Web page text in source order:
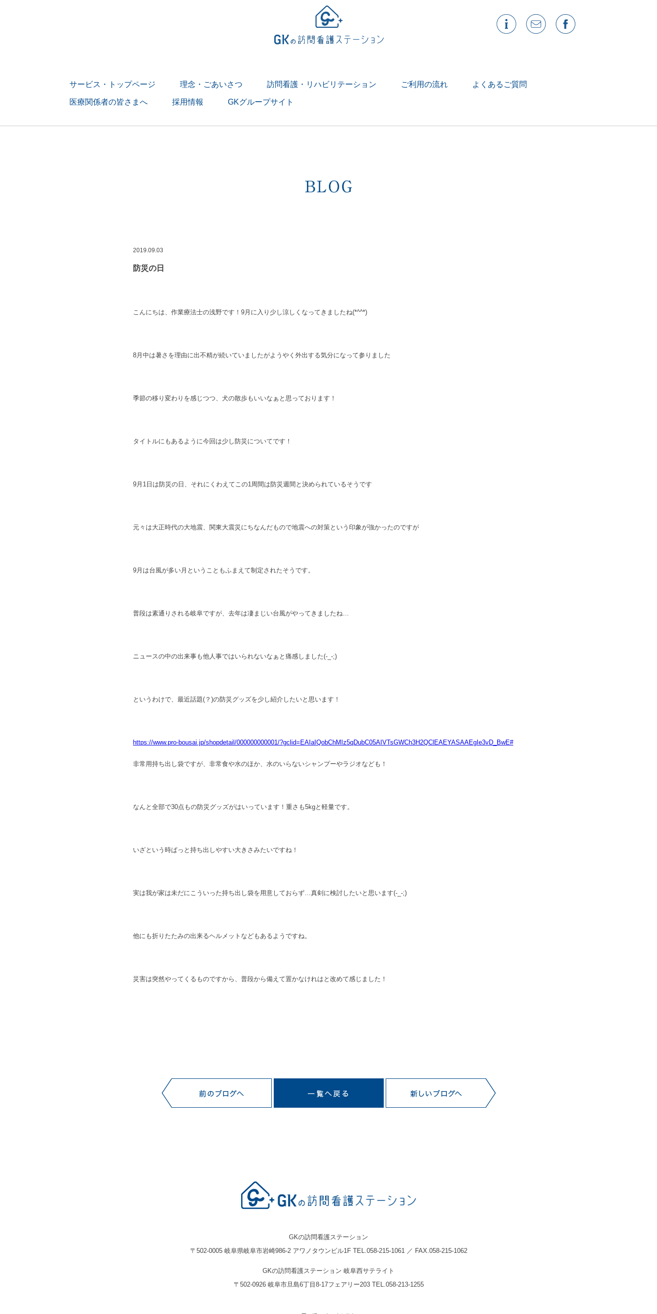
サービス・トップページ 理念・ごあいさつ 訪問看護・リハビリテーション
> 訪問看護とは
> 訪問リハビリテーションとは
ご利用の流れ よくあるご質問
医療関係者の皆さまへ 採用情報 GKグループサイト
2019.09.03
防災の日
こんにちは、作業療法士の浅野です！9月に入り少し涼しくなってきましたね(*^^*)
8月中は暑さを理由に出不精が続いていましたがようやく外出する気分になって参りました
季節の移り変わりを感じつつ、犬の散歩もいいなぁと思っております！
タイトルにもあるように今回は少し防災についてです！
9月1日は防災の日、それにくわえてこの1周間は防災週間と決められているそうです
元々は大正時代の大地震、関東大震災にちなんだもので地震への対策という印象が強かったのですが
9月は台風が多い月ということもふまえて制定されたそうです。
普段は素通りされる岐阜ですが、去年は凄まじい台風がやってきましたね…
ニュースの中の出来事も他人事ではいられないなぁと痛感しました(-_-;)
というわけで、最近話題(？)の防災グッズを少し紹介したいと思います！
https://www.pro-bousai.jp/shopdetail/000000000001/?gclid=EAIaIQobChMIz5qDubC05AIVTsGWCh3H2QClEAEYASAAEgIe3vD_BwE#
非常用持ち出し袋ですが、非常食や水のほか、水のいらないシャンプーやラジオなども！
なんと全部で30点もの防災グッズがはいっています！重さも5kgと軽量です。
いざという時ぱっと持ち出しやすい大きさみたいですね！
実は我が家は未だにこういった持ち出し袋を用意しておらず…真剣に検討したいと思います(-_-;)
他にも折りたたみの出来るヘルメットなどもあるようですね。
災害は突然やってくるものですから、普段から備えて置かなけれはと改めて感じました！
GKの訪問看護ステーション
〒502-0005 岐阜県岐阜市岩崎986-2 アワノタウンビル1F TEL.058-215-1061 ／ FAX.058-215-1062
GKの訪問看護ステーション 岐阜西サテライト
〒502-0926 岐阜市旦島6丁目8-17フェアリー203 TEL.058-213-1255